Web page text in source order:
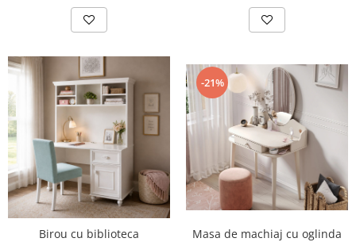
Birou cu biblioteca
-21%
Masa de machiaj cu oglinda